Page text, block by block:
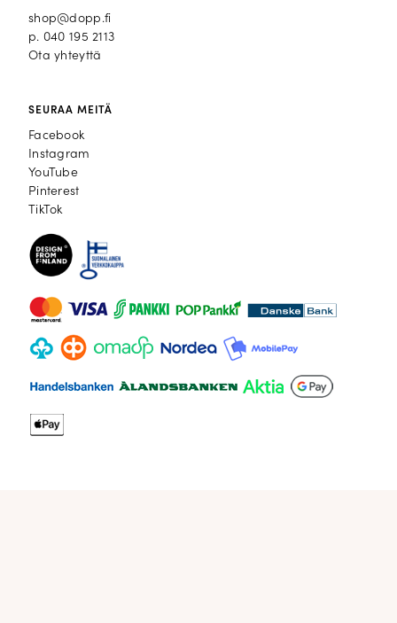
shop@dopp.fi
p. 040 195 2113
Ota yhteyttä
SEURAA MEITÄ
Facebook
Facebook
Instagram
Instagram
YouTube
YouTube
Pinterest
Pinterest
TikTok
TikTok